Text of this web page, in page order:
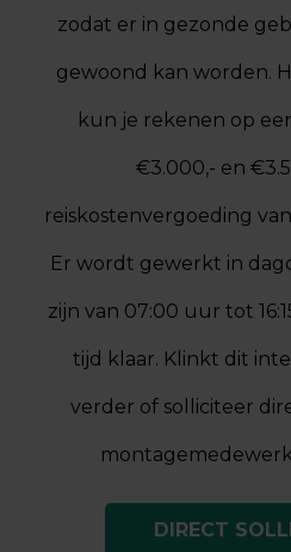
zodat er in gezonde
gewoond kan worden.
kun je rekenen op
€3.000,- en
reiskostenvergoeding
Er wordt gewerkt in
zijn van 07:00 uur tot
tijd klaar. Klinkt dit
verder of solliciteer
DIRECT